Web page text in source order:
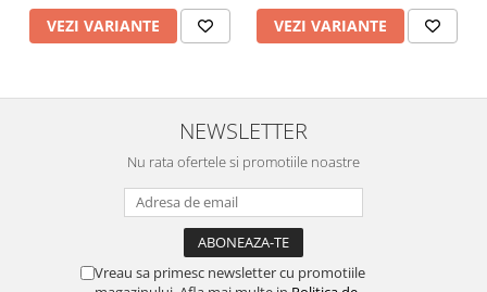
VEZI VARIANTE VEZI VARIANTE
NEWSLETTER
Nu rata ofertele si promotiile noastre
Vreau sa primesc newsletter cu promotiile